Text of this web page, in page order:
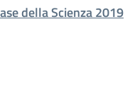
della Scienza 2019